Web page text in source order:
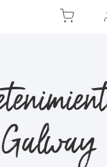
Galway